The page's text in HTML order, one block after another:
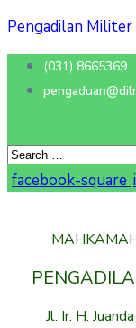
Pengadilan
(031) 8665369
facebook-square
Jl. Ir. H.